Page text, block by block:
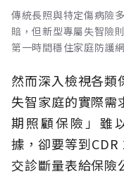
傳統長照與特定傷病險
賠，但新型專屬失智險
第一時間穩住家庭防護
然而深入檢視各類
失智家庭的實際需
期照顧保險」雖
據，卻要等到
交診斷量表給保險